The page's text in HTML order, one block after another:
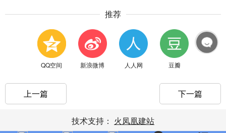
推荐
QQ空间 新浪微博 人人网 豆瓣
上一篇 下一篇
技术支持： 火凤凰建站